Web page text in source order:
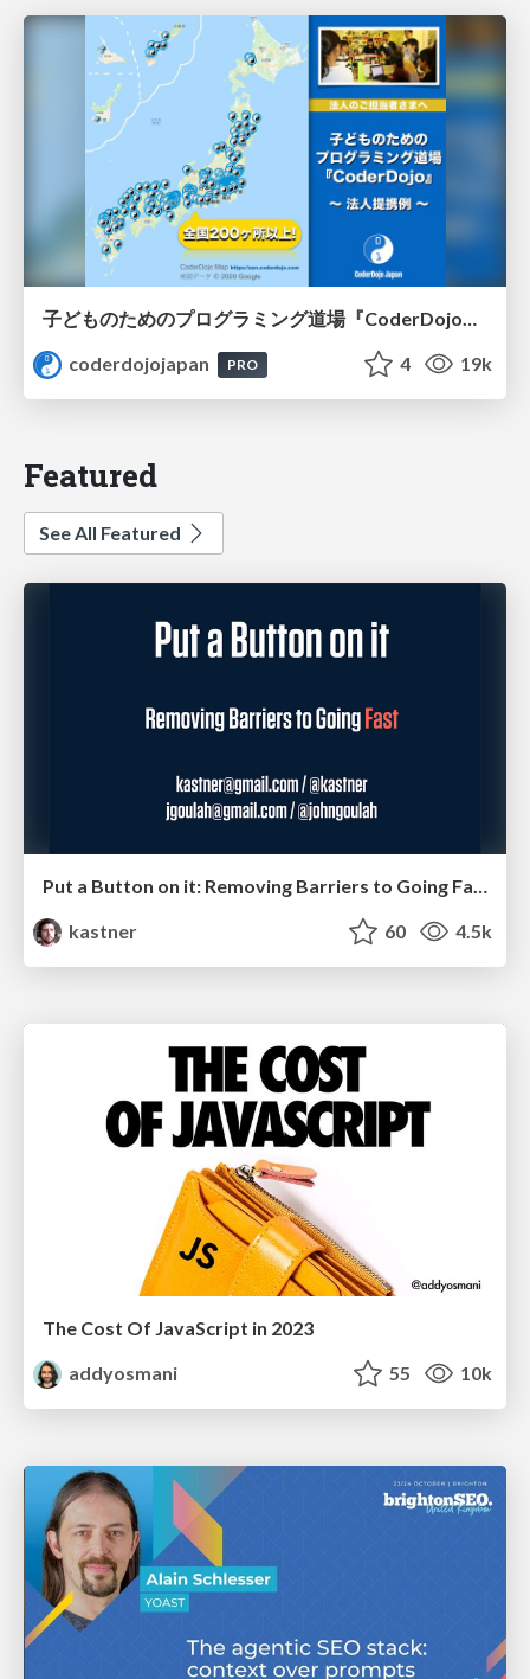
子どものためのプログラミング道場『CoderDojo』〜法人提携例〜 / Partnership with CoderDojo Japan
coderdojojapan
PRO 4 19k
Featured
See All Featured
Put a Button on it: Removing Barriers to Going Fast.
kastner
60 4.5k
The Cost Of JavaScript in 2023
addyosmani
55 10k